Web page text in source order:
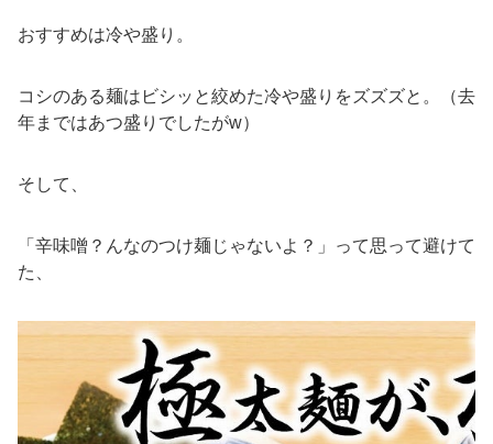
おすすめは冷や盛り。
コシのある麺はビシッと絞めた冷や盛りをズズズと。（去
年まではあつ盛りでしたがw）
そして、
「辛味噌？んなのつけ麺じゃないよ？」って思って避けて
た、